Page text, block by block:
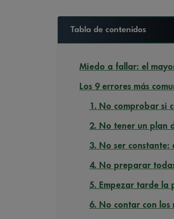
Tabla de contenidos
Miedo a fallar: el
Los 9 errores más
1. No comprobar si
2. No tener un plan
3. No ser constante:
4. No preparar
5. Empezar tarde la
6. No contar con los